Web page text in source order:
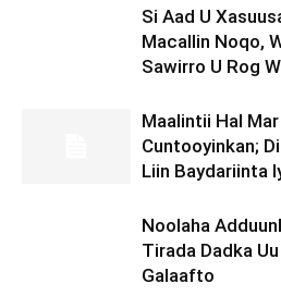
Si Aad U
Macallin Noqo,
Sawirro U Rog
Maalintii Hal
Cuntooyinkan;
Liin Baydariinta
Noolaha
Tirada Dadka
Galaafto